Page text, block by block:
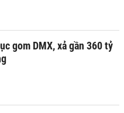
gom DMX, xả gần 360 tỷ